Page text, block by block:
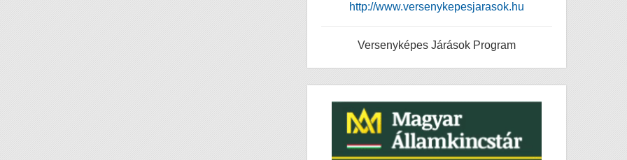
http://www.versenykepesjarasok.hu
Versenyképes Járások Program